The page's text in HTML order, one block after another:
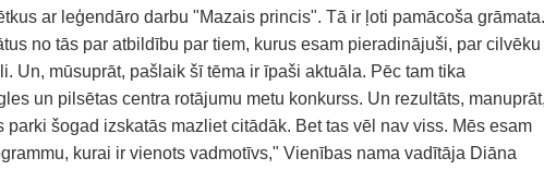
ar leģendāro darbu "Mazais princis". Tā ir ļoti pamācoša grāmata.
no tās par atbildību par tiem, kurus esam pieradinājuši, par cilvēku
Un, mūsuprāt, pašlaik šī tēma ir īpaši aktuāla. Pēc tam tika
un pilsētas centra rotājumu metu konkurss. Un rezultāts, manuprāt,
parki šogad izskatās mazliet citādāk. Bet tas vēl nav viss. Mēs esam
kurai ir vienots vadmotīvs," Vienības nama vadītāja Diāna